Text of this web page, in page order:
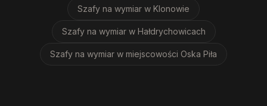
Szafy na wymiar w Klonowie
Szafy na wymiar w Hałdrychowicach
Szafy na wymiar w miejscowości Oska Piła